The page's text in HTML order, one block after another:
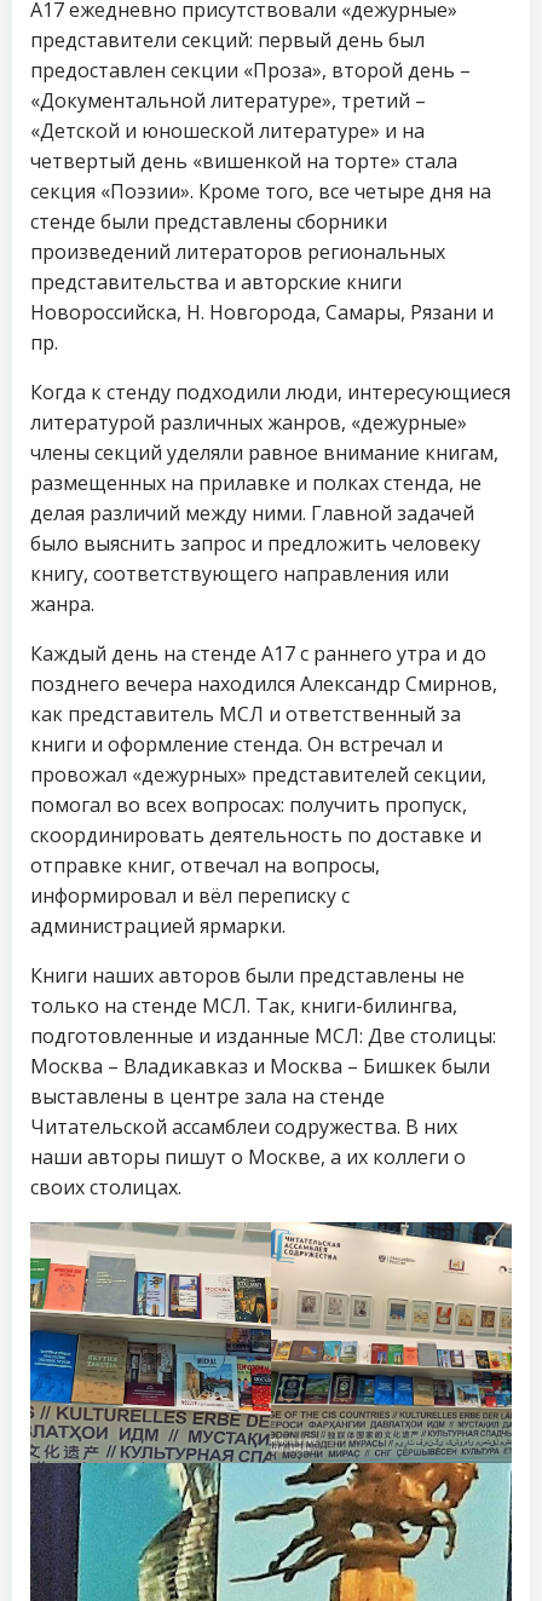
А17 ежедневно присутствовали «дежурные»
представители секций: первый день был
предоставлен секции «Проза», второй день –
«Документальной литературе», третий –
«Детской и юношеской литературе» и на
четвертый день «вишенкой на торте» стала
секция «Поэзии». Кроме того, все четыре дня на
стенде были представлены сборники
произведений литераторов региональных
представительства и авторские книги
Новороссийска, Н. Новгорода, Самары, Рязани и
пр.
Когда к стенду подходили люди, интересующиеся
литературой различных жанров, «дежурные»
члены секций уделяли равное внимание книгам,
размещенных на прилавке и полках стенда, не
делая различий между ними. Главной задачей
было выяснить запрос и предложить человеку
книгу, соответствующего направления или
жанра.
Каждый день на стенде А17 с раннего утра и до
позднего вечера находился Александр Смирнов,
как представитель МСЛ и ответственный за
книги и оформление стенда. Он встречал и
провожал «дежурных» представителей секции,
помогал во всех вопросах: получить пропуск,
скоординировать деятельность по доставке и
отправке книг, отвечал на вопросы,
информировал и вёл переписку с
администрацией ярмарки.
Книги наших авторов были представлены не
только на стенде МСЛ. Так, книги-билингва,
подготовленные и изданные МСЛ: Две столицы:
Москва – Владикавказ и Москва – Бишкек были
выставлены в центре зала на стенде
Читательской ассамблеи содружества. В них
наши авторы пишут о Москве, а их коллеги о
своих столицах.